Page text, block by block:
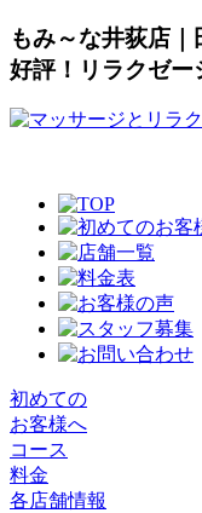
もみ～な井荻店
好評！リラクゼー
初めての
お客様へ
コース
料金
各店舗情報